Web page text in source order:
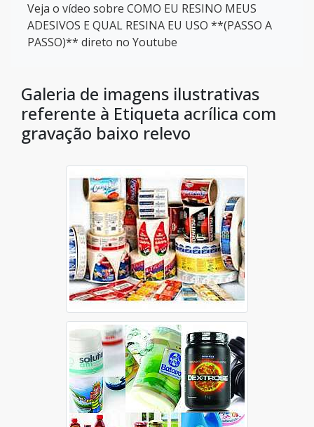
Veja o vídeo sobre COMO EU RESINO MEUS
ADESIVOS E QUAL RESINA EU USO **(PASSO A
PASSO)** direto no Youtube
Galeria de imagens ilustrativas
referente à Etiqueta acrílica com
gravação baixo relevo